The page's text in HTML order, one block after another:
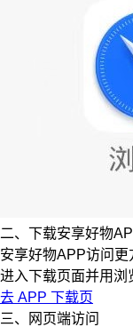
二、下载安享好物
安享好物APP访问更
进入下载页面并用浏
去 APP 下载页
三、网页端访问